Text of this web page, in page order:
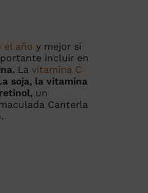
año y mejor si
incluir en
La vitamina C
soja, la vitamina
un
Canterla